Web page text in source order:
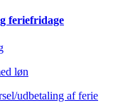
feriefridage
løn
udbetaling af ferie